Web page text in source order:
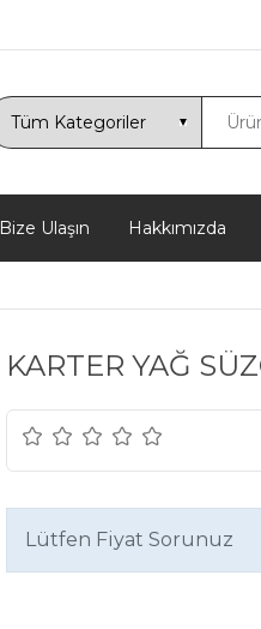
Bize Ulaşın Hakkımızda
KARTER YAĞ
Lütfen Fiyat Sorunuz